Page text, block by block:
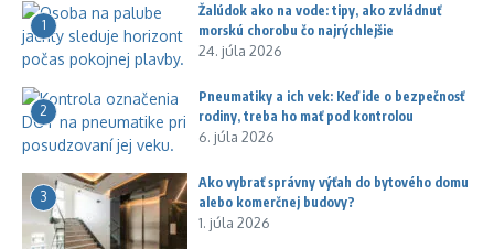
1
Žalúdok ako na vode: tipy, ako zvládnuť
morskú chorobu čo najrýchlejšie
24. júla 2026
2
Pneumatiky a ich vek: Keď ide o bezpečnosť
rodiny, treba ho mať pod kontrolou
6. júla 2026
3
Ako vybrať správny výťah do bytového domu
alebo komerčnej budovy?
1. júla 2026